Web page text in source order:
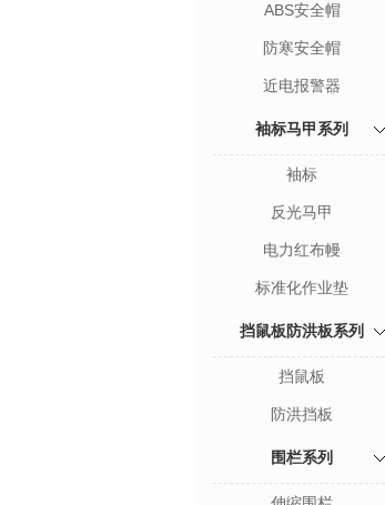
ABS安全帽
防寒安全帽
近电报警器
袖标马甲系列
袖标
反光马甲
电力红布幔
标准化作业垫
挡鼠板防洪板系列
挡鼠板
防洪挡板
围栏系列